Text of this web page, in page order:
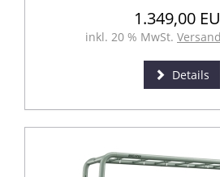
1.349,00
inkl. 20 % MwSt.
Details